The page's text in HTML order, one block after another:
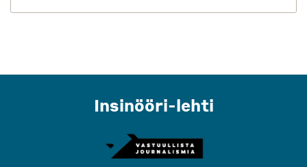
Insinööri-lehti